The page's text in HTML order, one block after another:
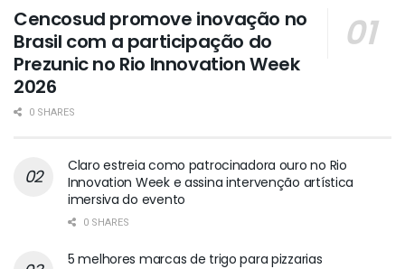
Cencosud promove inovação no
Brasil com a participação do
Prezunic no Rio Innovation Week
2026
0 SHARES
Claro estreia como patrocinadora ouro no Rio
Innovation Week e assina intervenção artística
imersiva do evento
0 SHARES
5 melhores marcas de trigo para pizzarias